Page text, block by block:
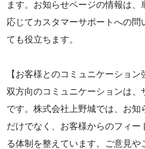
ます。お知らせページの情報は
応じてカスタマーサポートへの問
ても役立ちます。
【お客様とのコミュニケーション
双方向のコミュニケーションは、
です。株式会社上野城では、お
だけでなく、お客様からのフィ
る体制を整えています。ご意見